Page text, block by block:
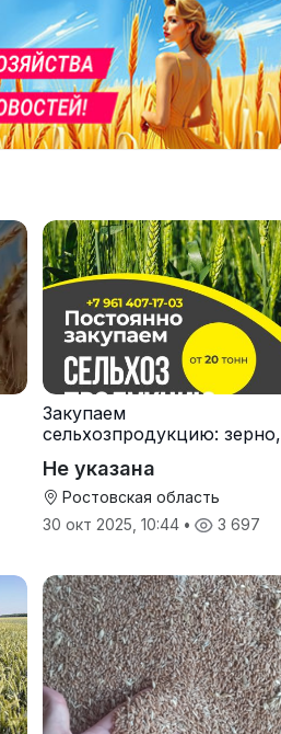
Закупаем
сельхозпродукцию: зерно,
Не указана
Ростовская область
30 окт 2025, 10:44 • 3 697